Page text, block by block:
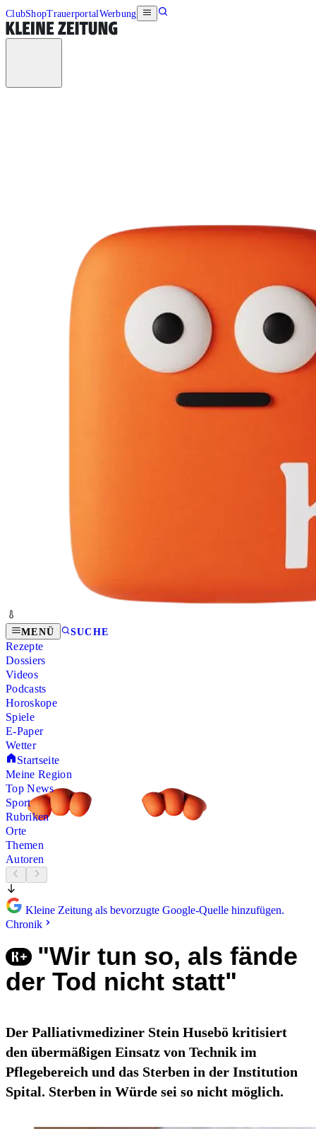
ClubShopTrauerportalWerbung
MENÜ SUCHE
Rezepte
Dossiers
Videos
Podcasts
Horoskope
Spiele
E-Paper
Wetter
Startseite
Meine Region
Top News
Sport
Rubriken
Orte
Themen
Autoren
Kleine Zeitung als bevorzugte Google-Quelle hinzufügen.
Chronik
"Wir tun so, als fände
der Tod nicht statt"
Der Palliativmediziner Stein Husebö kritisiert
den übermäßigen Einsatz von Technik im
Pflegebereich und das Sterben in der Institution
Spital. Sterben in Würde sei so nicht möglich.